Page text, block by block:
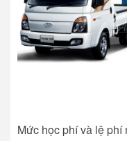
Mức học phí và lệ phí